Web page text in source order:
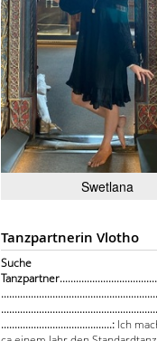
Swetlana
Tanzpartnerin Vlotho
Suche
.........................................: Ich